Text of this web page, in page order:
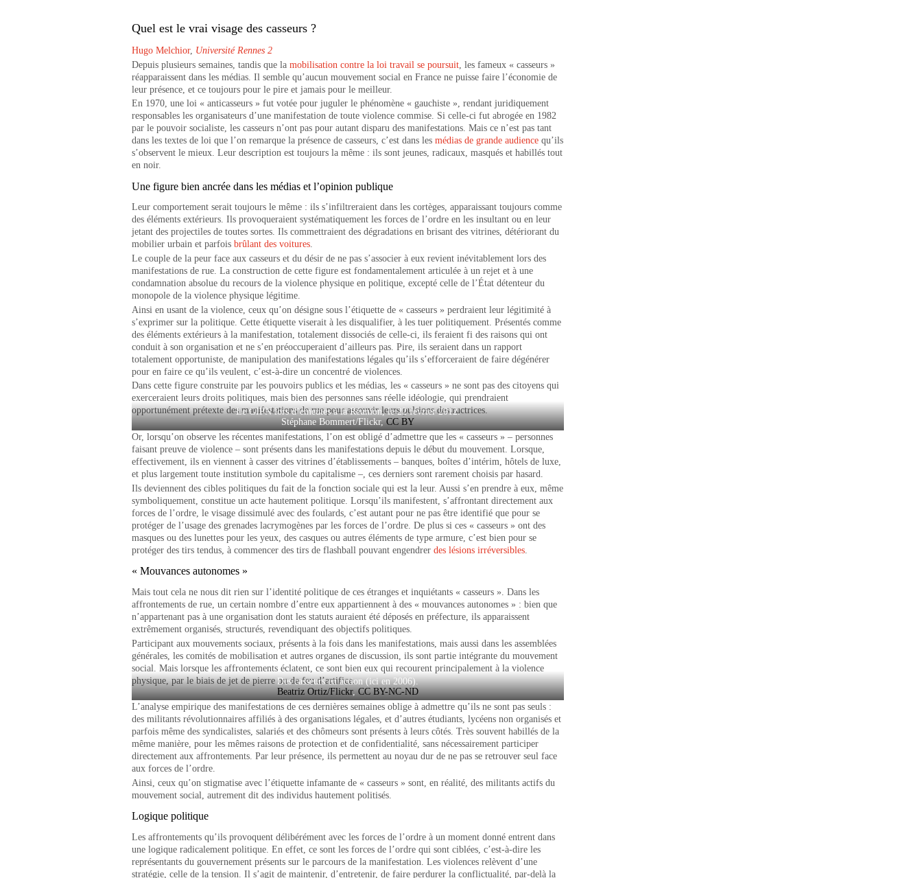
Quel est le vrai visage des casseurs ?
Hugo Melchior, Université Rennes 2
Depuis plusieurs semaines, tandis que la mobilisation contre la loi travail se poursuit , les fameux « casseurs »
réapparaissent dans les médias. Il semble qu’aucun mouvement social en France ne puisse faire l’économie de
leur présence, et ce toujours pour le pire et jamais pour le meilleur.
En 1970, une loi « anticasseurs » fut votée pour juguler le phénomène « gauchiste », rendant juridiquement
responsables les organisateurs d’une manifestation de toute violence commise. Si celle-ci fut abrogée en 1982
par le pouvoir socialiste, les casseurs n’ont pas pour autant disparu des manifestations. Mais ce n’est pas tant
dans les textes de loi que l’on remarque la présence de casseurs, c’est dans les médias de grande audience qu’ils
s’observent le mieux. Leur description est toujours la même : ils sont jeunes, radicaux, masqués et habillés tout
en noir.
Une figure bien ancrée dans les médias et l’opinion publique
Leur comportement serait toujours le même : ils s’infiltreraient dans les cortèges, apparaissant toujours comme
des éléments extérieurs. Ils provoqueraient systématiquement les forces de l’ordre en les insultant ou en leur
jetant des projectiles de toutes sortes. Ils commettraient des dégradations en brisant des vitrines, détériorant du
mobilier urbain et parfois brûlant des voitures.
Le couple de la peur face aux casseurs et du désir de ne pas s’associer à eux revient inévitablement lors des
manifestations de rue. La construction de cette figure est fondamentalement articulée à un rejet et à une
condamnation absolue du recours de la violence physique en politique, excepté celle de l’État détenteur du
monopole de la violence physique légitime.
Ainsi en usant de la violence, ceux qu’on désigne sous l’étiquette de « casseurs » perdraient leur légitimité à
s’exprimer sur la politique. Cette étiquette viserait à les disqualifier, à les tuer politiquement. Présentés comme
des éléments extérieurs à la manifestation, totalement dissociés de celle-ci, ils feraient fi des raisons qui ont
conduit à son organisation et ne s’en préoccuperaient d’ailleurs pas. Pire, ils seraient dans un rapport
totalement opportuniste, de manipulation des manifestations légales qu’ils s’efforceraient de faire dégénérer
pour en faire ce qu’ils veulent, c’est-à-dire un concentré de violences.
Dans cette figure construite par les pouvoirs publics et les médias, les « casseurs » ne sont pas des citoyens qui
exerceraient leurs droits politiques, mais bien des personnes sans réelle idéologie, qui prendraient
opportunément prétexte des manifestations de rue pour assouvir leurs pulsions destructrices.
Le GIPN lors d’émeutes à la Réunion, le 22 février 2012.
Stéphane Bommert/Flickr,CC BY
Or, lorsqu’on observe les récentes manifestations, l’on est obligé d’admettre que les « casseurs » – personnes
faisant preuve de violence – sont présents dans les manifestations depuis le début du mouvement. Lorsque,
effectivement, ils en viennent à casser des vitrines d’établissements – banques, boîtes d’intérim, hôtels de luxe,
et plus largement toute institution symbole du capitalisme –, ces derniers sont rarement choisis par hasard.
Ils deviennent des cibles politiques du fait de la fonction sociale qui est la leur. Aussi s’en prendre à eux, même
symboliquement, constitue un acte hautement politique. Lorsqu’ils manifestent, s’affrontant directement aux
forces de l’ordre, le visage dissimulé avec des foulards, c’est autant pour ne pas être identifié que pour se
protéger de l’usage des grenades lacrymogènes par les forces de l’ordre. De plus si ces « casseurs » ont des
masques ou des lunettes pour les yeux, des casques ou autres éléments de type armure, c’est bien pour se
protéger des tirs tendus, à commencer des tirs de flashball pouvant engendrer des lésions irréversibles
« Mouvances autonomes »
Mais tout cela ne nous dit rien sur l’identité politique de ces étranges et inquiétants « casseurs ». Dans les
affrontements de rue, un certain nombre d’entre eux appartiennent à des « mouvances autonomes » : bien que
n’appartenant pas à une organisation dont les statuts auraient été déposés en préfecture, ils apparaissent
extrêmement organisés, structurés, revendiquant des objectifs politiques.
Participant aux mouvements sociaux, présents à la fois dans les manifestations, mais aussi dans les assemblées
générales, les comités de mobilisation et autres organes de discussion, ils sont partie intégrante du mouvement
social. Mais lorsque les affrontements éclatent, ce sont bien eux qui recourent principalement à la violence
physique, par le biais de jet de pierre ou de feu d’artifice.
Des casseurs en action (ici en 2006).
Beatriz Ortiz/Flickr,CC BY-NC-ND
L’analyse empirique des manifestations de ces dernières semaines oblige à admettre qu’ils ne sont pas seuls :
des militants révolutionnaires affiliés à des organisations légales, et d’autres étudiants, lycéens non organisés et
parfois même des syndicalistes, salariés et des chômeurs sont présents à leurs côtés. Très souvent habillés de la
même manière, pour les mêmes raisons de protection et de confidentialité, sans nécessairement participer
directement aux affrontements. Par leur présence, ils permettent au noyau dur de ne pas se retrouver seul face
aux forces de l’ordre.
Ainsi, ceux qu’on stigmatise avec l’étiquette infamante de « casseurs » sont, en réalité, des militants actifs du
mouvement social, autrement dit des individus hautement politisés.
Logique politique
Les affrontements qu’ils provoquent délibérément avec les forces de l’ordre à un moment donné entrent dans
une logique radicalement politique. En effet, ce sont les forces de l’ordre qui sont ciblées, c’est-à-dire les
représentants du gouvernement présents sur le parcours de la manifestation. Les violences relèvent d’une
stratégie, celle de la tension. Il s’agit de maintenir, d’entretenir, de faire perdurer la conflictualité, par-delà la